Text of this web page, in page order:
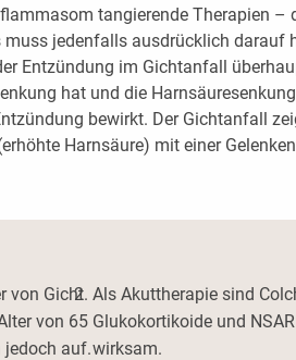
tangierende Therapien –
muss jedenfalls ausdrücklich darauf
Entzündung im Gichtanfall
hat und die
bewirkt. Der Gichtanfall
Harnsäure) mit einer
von Gicht
von 65
jedoch auf.
Als Akuttherapie sind
Glukokortikoide und NSAR
wirksam.